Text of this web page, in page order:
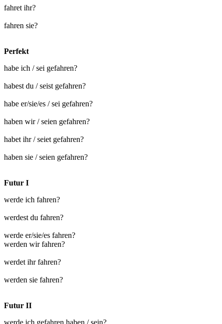
fahret ihr?
fahren sie?
Perfekt
habe ich / sei gefahren?
habest du / seist gefahren?
habe er/sie/es / sei gefahren?
haben wir / seien gefahren?
habet ihr / seiet gefahren?
haben sie / seien gefahren?
Futur I
werde ich fahren?
werdest du fahren?
werde er/sie/es fahren?
werden wir fahren?
werdet ihr fahren?
werden sie fahren?
Futur II